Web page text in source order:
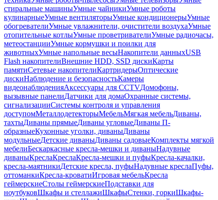
стиральные машиныУмные чайникиУмные роботы
кулинарныеУмные вентиляторыУмные кондиционерыУмные
обогревателиУмные увлажнители, очистители воздухаУмные
отопительные котлыУмные проветривателиУмные радиочасы,
метеостанцииУмные кормушки и поилки для
животныхУмные напольные весыНакопители данныхUSB
Flash накопителиВнешние HDD, SSD дискиКарты
памятиСетевые накопителиКартридерыОптические
дискиНаблюдение и безопасностьКамеры
видеонаблюденияАксессуары для CCTVДомофоны,
вызывные панелиДатчики для домаОхранные системы,
сигнализацииСистемы контроля и управления
доступомМеталлодетекторыМебельМягкая мебельДиваны,
тахтыДиваны прямыеДиваны угловыеДиваны П-
образныеКухонные уголки, диваныДиваны
модульныеДетские диваныДиваны садовыеКомплекты мягкой
мебелиБескаркасные кресла-мешки и диваныНадувные
диваныКреслаКреслаКресла-мешки и пуфыКресла-качалки,
кресла-маятникиДетские кресла, пуфыНадувные креслаПуфы,
оттоманкиКресла-кроватиИгровая мебельКресла
геймерскиеСтолы геймерскиеПодставки для
ноутбуковШкафы и стеллажиШкафыСтенки, горкиШкафы-